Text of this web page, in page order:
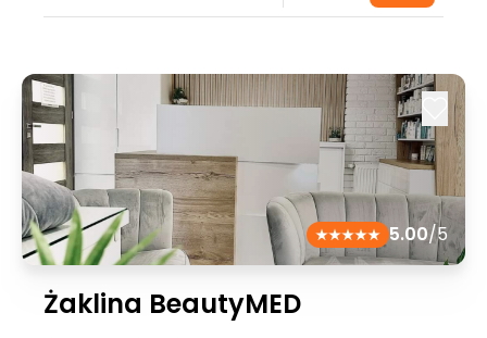
5.00/5
Żaklina BeautyMED